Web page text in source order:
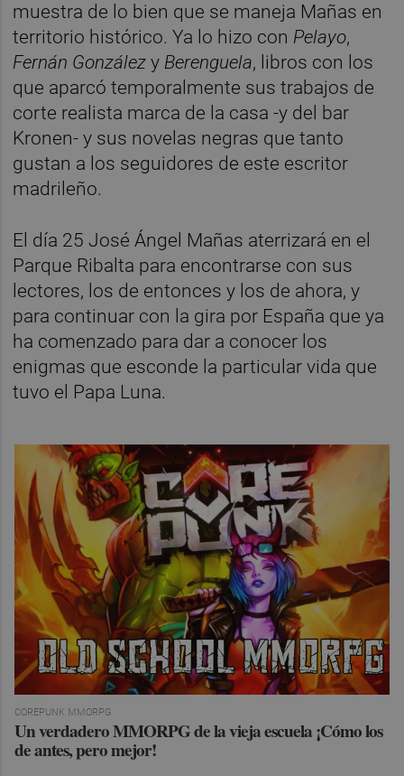
muestra de lo bien que se maneja Mañas en
territorio histórico. Ya lo hizo con Pelayo,
Fernán González y Berenguela, libros con los
que aparcó temporalmente sus trabajos de
corte realista marca de la casa -y del bar
Kronen- y sus novelas negras que tanto
gustan a los seguidores de este escritor
madrileño.
El día 25 José Ángel Mañas aterrizará en el
Parque Ribalta para encontrarse con sus
lectores, los de entonces y los de ahora, y
para continuar con la gira por España que ya
ha comenzado para dar a conocer los
enigmas que esconde la particular vida que
tuvo el Papa Luna.
COREPUNK MMORPG
Un verdadero MMORPG de la vieja escuela ¡Cómo los
de antes, pero mejor!